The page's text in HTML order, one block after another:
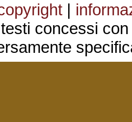
|
concessi